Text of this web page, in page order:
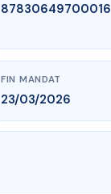
87830649700016
FIN MANDAT
23/03/2026